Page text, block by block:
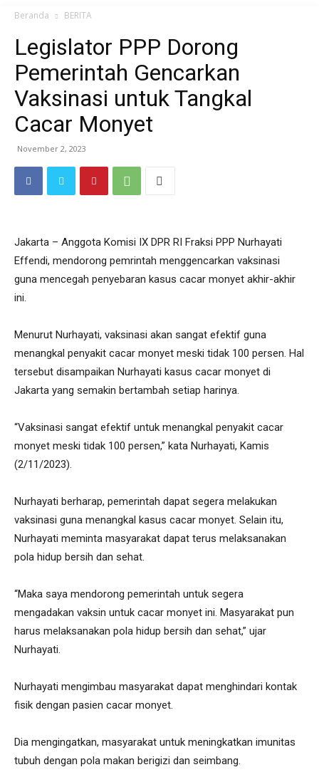
Beranda BERITA
Legislator PPP Dorong
Pemerintah Gencarkan
Vaksinasi untuk Tangkal
Cacar Monyet
November 2, 2023
Jakarta – Anggota Komisi IX DPR RI Fraksi PPP Nurhayati
Effendi, mendorong pemrintah menggencarkan vaksinasi
guna mencegah penyebaran kasus cacar monyet akhir-akhir
ini.
Menurut Nurhayati, vaksinasi akan sangat efektif guna
menangkal penyakit cacar monyet meski tidak 100 persen. Hal
tersebut disampaikan Nurhayati kasus cacar monyet di
Jakarta yang semakin bertambah setiap harinya.
“Vaksinasi sangat efektif untuk menangkal penyakit cacar
monyet meski tidak 100 persen,” kata Nurhayati, Kamis
(2/11/2023).
Nurhayati berharap, pemerintah dapat segera melakukan
vaksinasi guna menangkal kasus cacar monyet. Selain itu,
Nurhayati meminta masyarakat dapat terus melaksanakan
pola hidup bersih dan sehat.
“Maka saya mendorong pemerintah untuk segera
mengadakan vaksin untuk cacar monyet ini. Masyarakat pun
harus melaksanakan pola hidup bersih dan sehat,” ujar
Nurhayati.
Nurhayati mengimbau masyarakat dapat menghindari kontak
fisik dengan pasien cacar monyet.
Dia mengingatkan, masyarakat untuk meningkatkan imunitas
tubuh dengan pola makan berigizi dan seimbang.